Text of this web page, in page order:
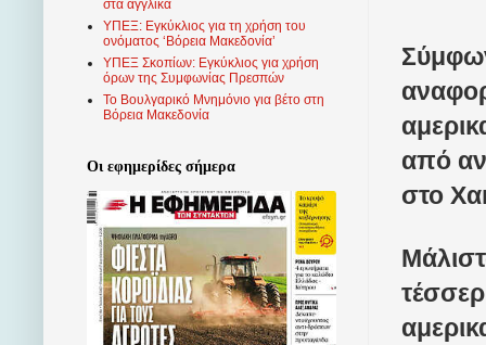
από
στο
στα αγγλικά
ΥΠΕΞ: Εγκύκλιος για τη χρήση του
ονόματος ‘Βόρεια Μακεδονία’
ΥΠΕΞ Σκοπίων: Εγκύκλιος για χρήση
όρων της Συμφωνίας Πρεσπών
Το Βουλγαρικό Μνημόνιο για βέτο στη
Βόρεια Μακεδονία
Οι εφημερίδες σήμερα